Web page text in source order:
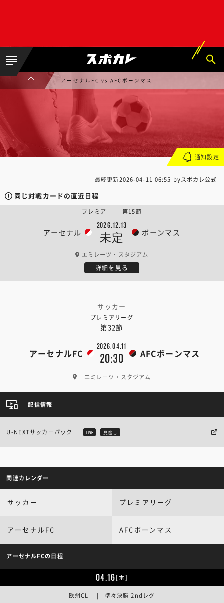
アーセナルFC vs AFCボーンマス
最終更新2026-04-11 06:55 byスポカレ公式
同じ対戦カードの直近日程
アーセナル
2026.12.13
未定 ボーンマス
プレミア | 第15節
エミレーツ・スタジアム
詳細を見る
サッカー
プレミアリーグ
第32節
アーセナルFC
2026.04.11
20:30 AFCボーンマス
エミレーツ・スタジアム
通知設定
配信情報
U-NEXTサッカーパック LIVE 見逃し
関連カレンダー
サッカー プレミアリーグ
アーセナルFC AFCボーンマス
アーセナルFCの日程
04.16[木]
欧州CL | 準々決勝 2ndレグ